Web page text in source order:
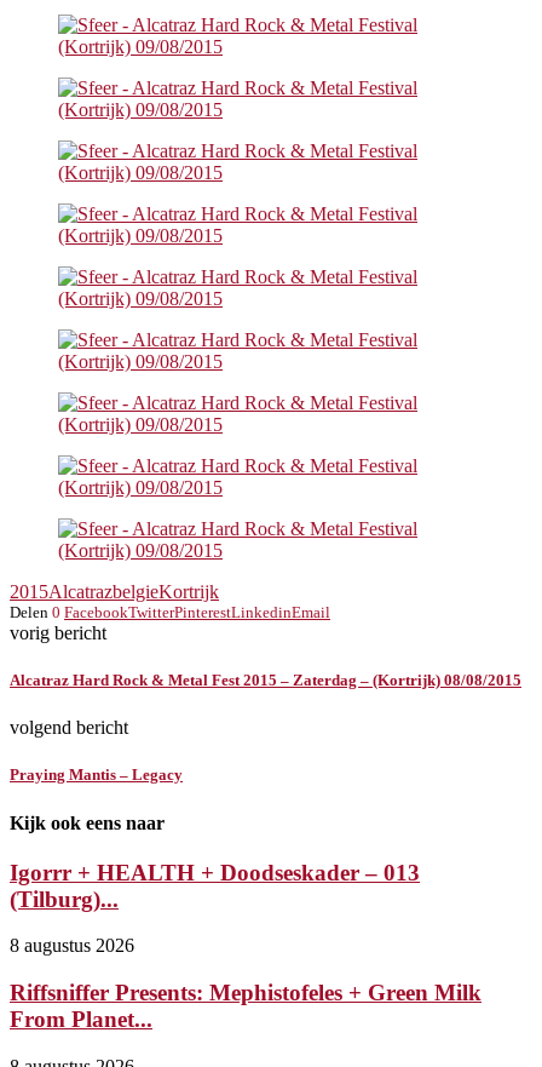
2015AlcatrazbelgieKortrijk
Delen 0 FacebookTwitterPinterestLinkedinEmail
vorig bericht
Alcatraz Hard Rock & Metal Fest 2015 – Zaterdag – (Kortrijk) 08/08/2015
volgend bericht
Praying Mantis – Legacy
Kijk ook eens naar
Igorrr + HEALTH + Doodseskader – 013
(Tilburg)...
8 augustus 2026
Riffsniffer Presents: Mephistofeles + Green Milk
From Planet...